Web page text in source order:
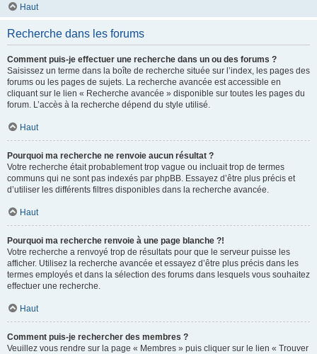
Haut
Recherche dans les forums
Comment puis-je effectuer une recherche dans un ou des forums ?
Saisissez un terme dans la boîte de recherche située sur l’index, les pages des
forums ou les pages de sujets. La recherche avancée est accessible en
cliquant sur le lien « Recherche avancée » disponible sur toutes les pages du
forum. L’accès à la recherche dépend du style utilisé.
Haut
Pourquoi ma recherche ne renvoie aucun résultat ?
Votre recherche était probablement trop vague ou incluait trop de termes
communs qui ne sont pas indexés par phpBB. Essayez d’être plus précis et
d’utiliser les différents filtres disponibles dans la recherche avancée.
Haut
Pourquoi ma recherche renvoie à une page blanche ?!
Votre recherche a renvoyé trop de résultats pour que le serveur puisse les
afficher. Utilisez la recherche avancée et essayez d’être plus précis dans les
termes employés et dans la sélection des forums dans lesquels vous souhaitez
effectuer une recherche.
Haut
Comment puis-je rechercher des membres ?
Veuillez vous rendre sur la page « Membres » puis cliquer sur le lien « Trouver